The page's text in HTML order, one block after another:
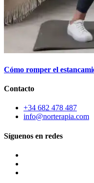
Cómo romper el
Contacto
+34 682 478 487
info@norterapia.com
Síguenos en redes